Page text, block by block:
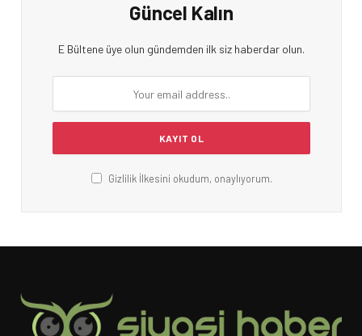
Güncel Kalın
E Bültene üye olun gündemden ilk siz haberdar olun.
Gizlilik İlkesini okudum, onaylıyorum.